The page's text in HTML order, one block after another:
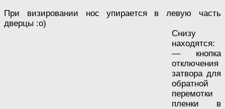
При визировании нос упирается в левую часть
дверцы :о)
Снизу
находятся:
— кнопка
отключения
затвора для
обратной
перемотки
пленки в